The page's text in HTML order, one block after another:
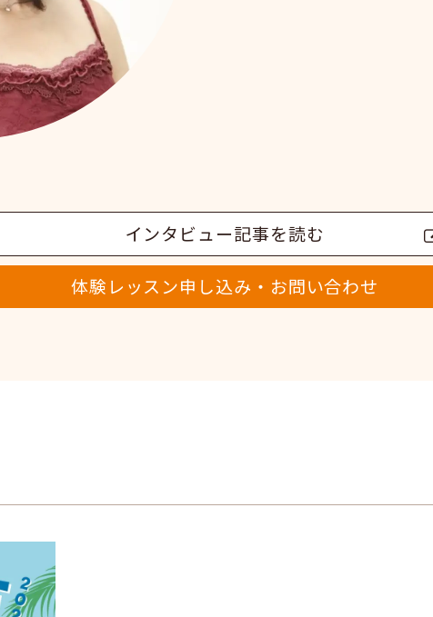
インタビュー記事を読む
体験レッスン申し込み・お問い合わせ